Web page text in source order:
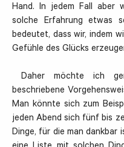
Hand. In jedem Fall aber
solche Erfahrung etwas
bedeutet, dass wir, indem
Gefühle des Glücks
Daher möchte ich
beschriebene
Man könnte sich zum
jeden Abend sich fünf bis
Dinge, für die man dankbar